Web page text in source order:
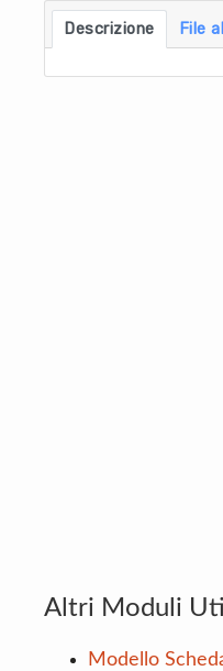
Descrizione File
Altri Moduli
Modello